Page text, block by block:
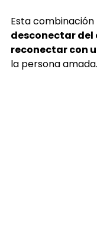
Esta
desconectar del
reconectar con
la persona amada.